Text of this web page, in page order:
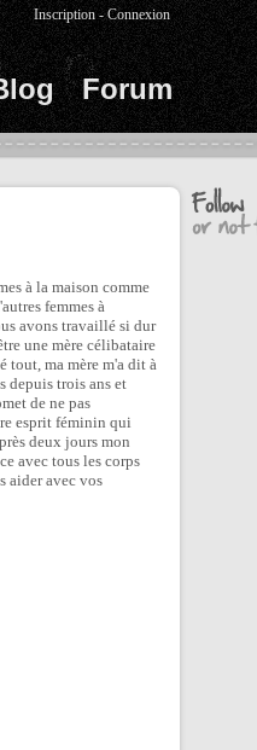
Forum
Inscription -Connexion
à la maison comme
femmes à
avons travaillé si dur
une mère célibataire
tout, ma mère m'a dit à
depuis trois ans et
de ne pas
esprit féminin qui
deux jours mon
avec tous les corps
aider avec vos